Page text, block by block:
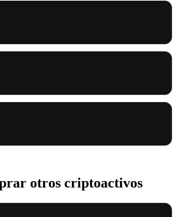
otros criptoactivos